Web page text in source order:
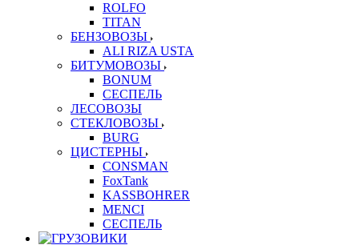
ROLFO
TITAN
БЕНЗОВОЗЫ
ALI RIZA USTA
БИТУМОВОЗЫ
BONUM
СЕСПЕЛЬ
ЛЕСОВОЗЫ
СТЕКЛОВОЗЫ
BURG
ЦИСТЕРНЫ
CONSMAN
FoxTank
KASSBOHRER
MENCI
СЕСПЕЛЬ